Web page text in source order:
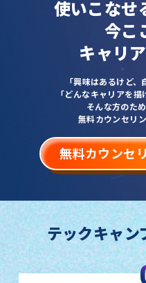
使いこなせ
今こ
キャリ
「興味はあるけど
「どんなキャリアを
そんな方のた
無料カウンセリ
無料カウンセ
テックキャン